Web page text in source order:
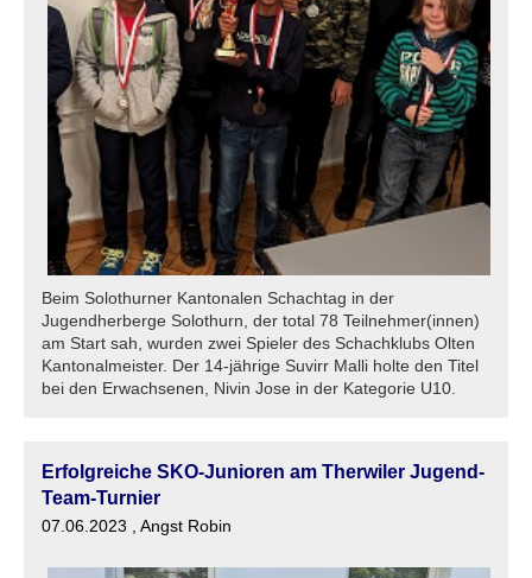
Beim Solothurner Kantonalen Schachtag in der
Jugendherberge Solothurn, der total 78 Teilnehmer(innen)
am Start sah, wurden zwei Spieler des Schachklubs Olten
Kantonalmeister. Der 14-jährige Suvirr Malli holte den Titel
bei den Erwachsenen, Nivin Jose in der Kategorie U10.
Erfolgreiche SKO-Junioren am Therwiler Jugend-
Team-Turnier
07.06.2023 , Angst Robin